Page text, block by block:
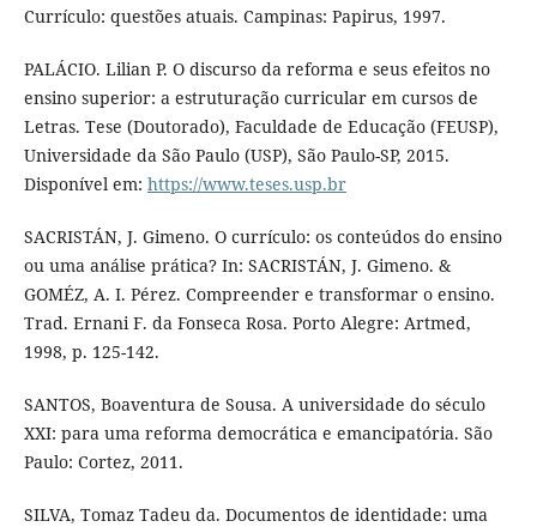
Currículo: questões atuais. Campinas: Papirus, 1997.
PALÁCIO. Lilian P. O discurso da reforma e seus efeitos no
ensino superior: a estruturação curricular em cursos de
Letras. Tese (Doutorado), Faculdade de Educação (FEUSP),
Universidade da São Paulo (USP), São Paulo-SP, 2015.
Disponível em: https://www.teses.usp.br
SACRISTÁN, J. Gimeno. O currículo: os conteúdos do ensino
ou uma análise prática? In: SACRISTÁN, J. Gimeno. &
GOMÉZ, A. I. Pérez. Compreender e transformar o ensino.
Trad. Ernani F. da Fonseca Rosa. Porto Alegre: Artmed,
1998, p. 125-142.
SANTOS, Boaventura de Sousa. A universidade do século
XXI: para uma reforma democrática e emancipatória. São
Paulo: Cortez, 2011.
SILVA, Tomaz Tadeu da. Documentos de identidade: uma